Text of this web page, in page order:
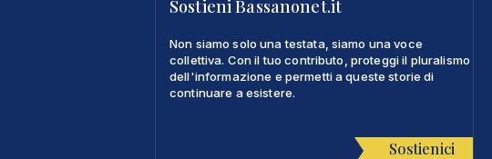
Sostieni Bassanonet.it
Non siamo solo una testata, siamo una voce
collettiva. Con il tuo contributo, proteggi il pluralismo
dell'informazione e permetti a queste storie di
continuare a esistere.
Sostienici